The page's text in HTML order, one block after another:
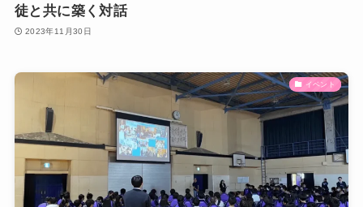
徒と共に築く対話
2023年11月30日
イベント